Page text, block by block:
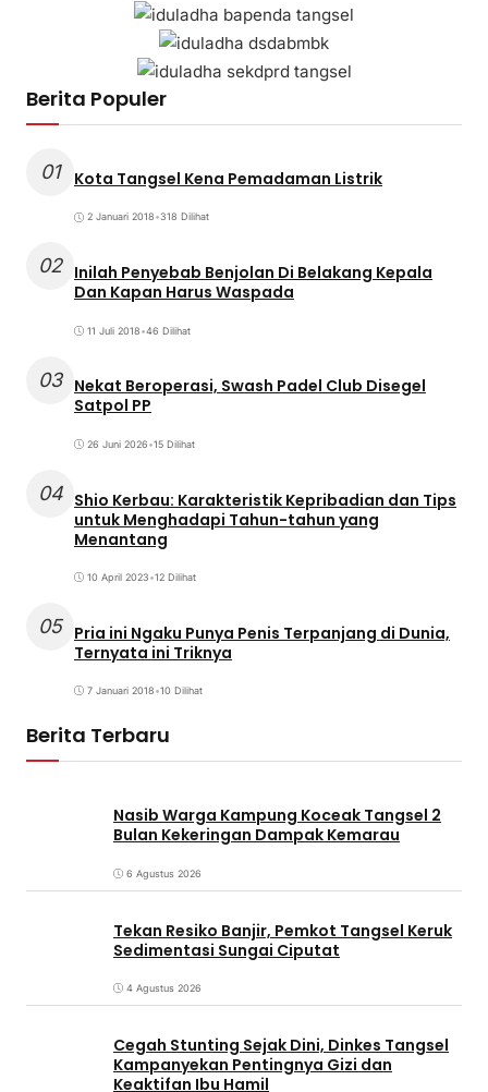
Berita Populer
01 Kota Tangsel Kena Pemadaman Listrik
2 Januari 2018•318 Dilihat
02 Inilah Penyebab Benjolan Di Belakang Kepala
Dan Kapan Harus Waspada
11 Juli 2018•46 Dilihat
03 Nekat Beroperasi, Swash Padel Club Disegel
Satpol PP
26 Juni 2026•15 Dilihat
04 Shio Kerbau: Karakteristik Kepribadian dan Tips
untuk Menghadapi Tahun-tahun yang
Menantang
10 April 2023•12 Dilihat
05 Pria ini Ngaku Punya Penis Terpanjang di Dunia,
Ternyata ini Triknya
7 Januari 2018•10 Dilihat
Berita Terbaru
Nasib Warga Kampung Koceak Tangsel 2
Bulan Kekeringan Dampak Kemarau
6 Agustus 2026
Tekan Resiko Banjir, Pemkot Tangsel Keruk
Sedimentasi Sungai Ciputat
4 Agustus 2026
Cegah Stunting Sejak Dini, Dinkes Tangsel
Kampanyekan Pentingnya Gizi dan
Keaktifan Ibu Hamil